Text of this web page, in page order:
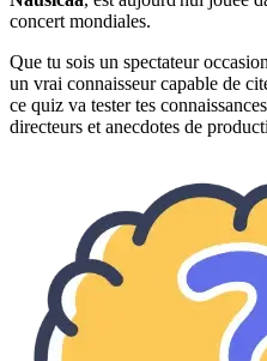
concert mondiales.
Que tu sois un spectateur
un vrai connaisseur capable de
ce quiz va tester tes
directeurs et anecdotes de